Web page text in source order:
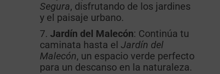
Segura, disfrutando de los jardines
y el paisaje urbano.
Jardín del Malecón: Continúa tu
caminata hasta elJardín del
Malecón, un espacio verde perfecto
para un descanso en la naturaleza.